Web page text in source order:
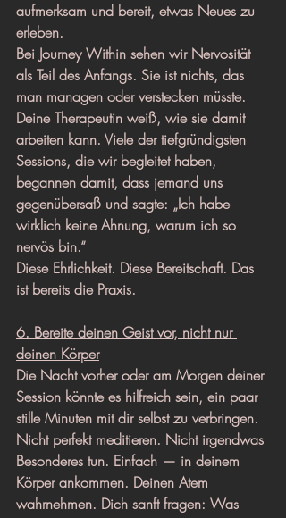
aufmerksam und bereit, etwas Neues zu
erleben.
Bei Journey Within sehen wir Nervosität
als Teil des Anfangs. Sie ist nichts, das
man managen oder verstecken müsste.
Deine Therapeutin weiß, wie sie damit
arbeiten kann. Viele der tiefgründigsten
Sessions, die wir begleitet haben,
begannen damit, dass jemand uns
gegenübersaß und sagte: „Ich habe
wirklich keine Ahnung, warum ich so
nervös bin.“
Diese Ehrlichkeit. Diese Bereitschaft. Das
ist bereits die Praxis.
6. Bereite deinen Geist vor, nicht nur
deinen Körper
Die Nacht vorher oder am Morgen deiner
Session könnte es hilfreich sein, ein paar
stille Minuten mit dir selbst zu verbringen.
Nicht perfekt meditieren. Nicht irgendwas
Besonderes tun. Einfach — in deinem
Körper ankommen. Deinen Atem
wahrnehmen. Dich sanft fragen: Was